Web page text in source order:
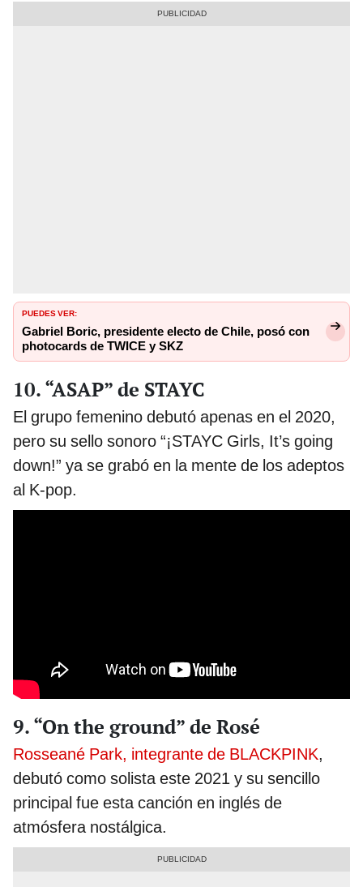
PUEDES VER:
Gabriel Boric, presidente electo de Chile, posó con
photocards de TWICE y SKZ
10. “ASAP” de STAYC
El grupo femenino debutó apenas en el 2020,
pero su sello sonoro “¡STAYC Girls, It’s going
down!” ya se grabó en la mente de los adeptos
al K-pop.
9. “On the ground” de Rosé
Rosseané Park, integrante de BLACKPINK,
debutó como solista este 2021 y su sencillo
principal fue esta canción en inglés de
atmósfera nostálgica.